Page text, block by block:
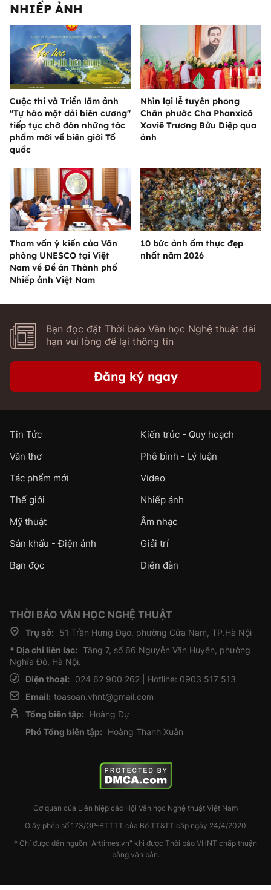
NHIẾP ẢNH
Cuộc thi và Triển lãm ảnh
"Tự hào một dải biên cương"
tiếp tục chờ đón những tác
phẩm mới về biên giới Tổ
quốc
Nhìn lại lễ tuyên phong
Chân phước Cha Phanxicô
Xaviê Trương Bửu Diệp qua
ảnh
Tham vấn ý kiến của Văn
phòng UNESCO tại Việt
Nam về Đề án Thành phố
Nhiếp ảnh Việt Nam
10 bức ảnh ẩm thực đẹp
nhất năm 2026
Bạn đọc đặt Thời báo Văn học Nghệ thuật dài
hạn vui lòng để lại thông tin
Đăng ký ngay
Tin Tức
Kiến trúc - Quy hoạch
Văn thơ
Phê bình - Lý luận
Tác phẩm mới
Video
Thế giới
Nhiếp ảnh
Mỹ thuật
Âm nhạc
Sân khấu - Điện ảnh
Giải trí
Bạn đọc
Diễn đàn
THỜI BÁO VĂN HỌC NGHỆ THUẬT
Trụ sở:
51 Trần Hưng Đạo, phường Cửa Nam, TP.Hà Nội
* Địa chỉ liên lạc: Tầng 7, số 66 Nguyễn Văn Huyên, phường
Nghĩa Đô, Hà Nội.
Điện thoại:
024 62 900 262 | Hotline: 0903 517 513
Email: toasoan.vhnt@gmail.com
Tổng biên tập:
Hoàng Dự
Phó Tổng biên tập:
Hoàng Thanh Xuân
Cơ quan của Liên hiệp các Hội Văn học Nghệ thuật Việt Nam
Giấy phép số 173/GP-BTTTT của Bộ TT&TT cấp ngày 24/4/2020
* Chỉ được dẫn nguồn "Arttimes.vn" khi được Thời báo VHNT chấp thuận
bằng văn bản.